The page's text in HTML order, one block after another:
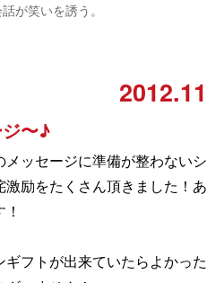
が笑いを誘う。
〜♪
2012.11
メッセージに準備が整わないシ
激励をたくさん頂きました！あ
フトが出来ていたらよかった